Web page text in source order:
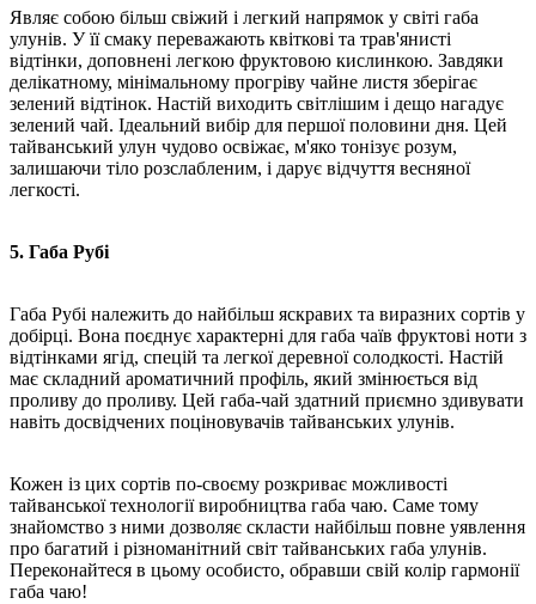
Являє собою більш свіжий і легкий напрямок у світі габа
улунів. У її смаку переважають квіткові та трав'янисті
відтінки, доповнені легкою фруктовою кислинкою. Завдяки
делікатному, мінімальному прогріву чайне листя зберігає
зелений відтінок. Настій виходить світлішим і дещо нагадує
зелений чай. Ідеальний вибір для першої половини дня. Цей
тайванський улун чудово освіжає, м'яко тонізує розум,
залишаючи тіло розслабленим, і дарує відчуття весняної
легкості.
5. Габа Рубі
Габа Рубі належить до найбільш яскравих та виразних сортів у
добірці. Вона поєднує характерні для габа чаїв фруктові ноти з
відтінками ягід, спецій та легкої деревної солодкості. Настій
має складний ароматичний профіль, який змінюється від
проливу до проливу. Цей габа-чай здатний приємно здивувати
навіть досвідчених поціновувачів тайванських улунів.
Кожен із цих сортів по-своєму розкриває можливості
тайванської технології виробництва габа чаю. Саме тому
знайомство з ними дозволяє скласти найбільш повне уявлення
про багатий і різноманітний світ тайванських габа улунів.
Переконайтеся в цьому особисто, обравши свій колір гармонії
габа чаю!